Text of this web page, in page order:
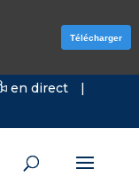
en direct
|
Télécharger